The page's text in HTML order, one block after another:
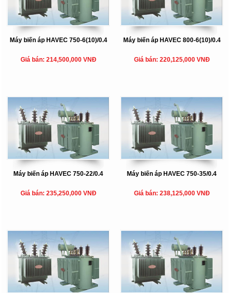
Máy biến áp HAVEC 750-6(10)/0.4
Giá bán: 214,500,000 VNĐ
Máy biến áp HAVEC 800-6(10)/0.4
Giá bán: 220,125,000 VNĐ
Máy biến áp HAVEC 750-22/0.4
Giá bán: 235,250,000 VNĐ
Máy biến áp HAVEC 750-35/0.4
Giá bán: 238,125,000 VNĐ